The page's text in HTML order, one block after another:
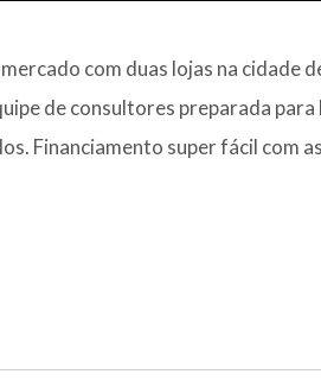
com duas lojas na cidade
de consultores preparada para
Financiamento super fácil com as